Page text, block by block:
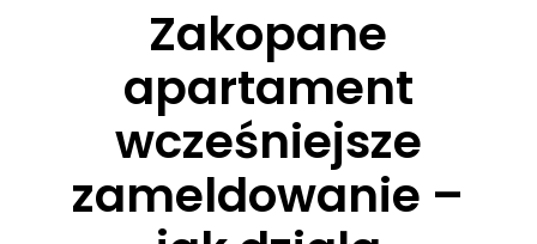
Zakopane
apartament
wcześniejsze
zameldowanie –